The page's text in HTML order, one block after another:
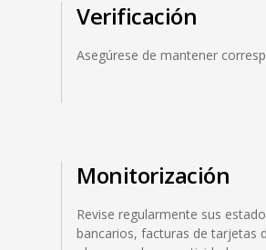
Verificación
Asegúrese de mantener
Monitorización
Revise regularmente sus
bancarios, facturas de tarjetas